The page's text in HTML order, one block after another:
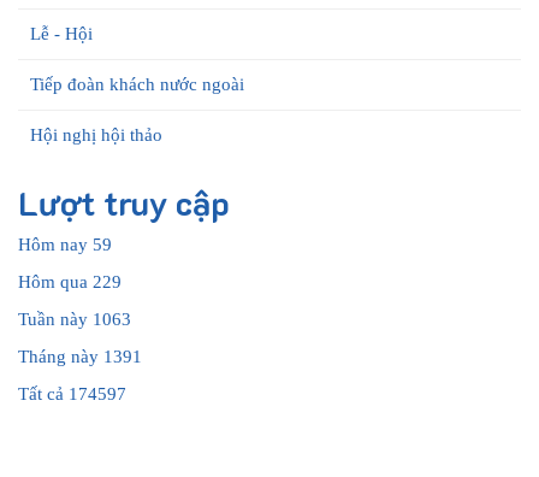
Lễ - Hội
Tiếp đoàn khách nước ngoài
Hội nghị hội thảo
Lượt truy cập
Hôm nay 59
Hôm qua 229
Tuần này 1063
Tháng này 1391
Tất cả 174597